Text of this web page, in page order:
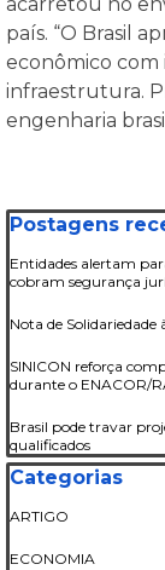
acarretou no
país. “O Brasil
econômico
infraestrutura.
engenharia
Pular bloco
Postagens
Entidades alertam
cobram segurança
Nota de Solidariedade
SINICON reforça
durante o ENACOR/
Brasil pode travar
qualificados
Pular bloco
Categorias
ARTIGO
ECONOMIA